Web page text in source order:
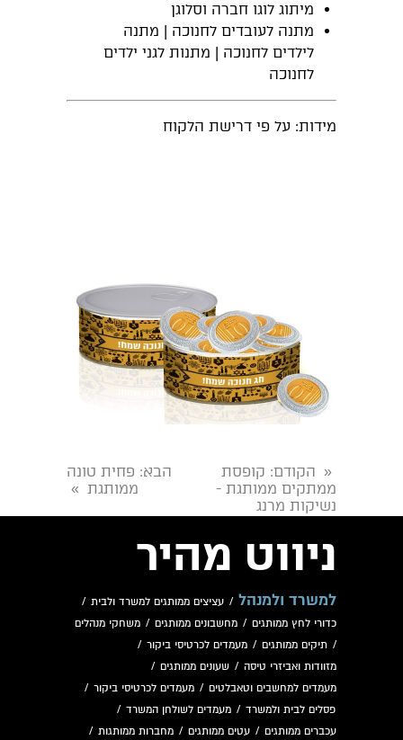
מיתוג לוגו חברה וסלוגן
מתנה לעובדים לחנוכה | מתנה
לילדים לחנוכה | מתנות לגני ילדים
לחנוכה
מידות: על פי דרישת הלקוח
« הקודם: קופסת
ממתקים ממותגת -
נשיקות מרנג
הבא: פחית טונה
ממותגת »
ניווט מהיר
למשרד ולמנהל / עציצים ממותגים למשרד ולבית /
כדורי לחץ ממותגים / מחשבונים ממותגים / משחקי מנהלים
/ תיקים ממותגים / מעמדים לכרטיסי ביקור /
מזוודות ואביזרי טיסה / שעונים ממותגים /
מעמדים למחשבים וטאבלטים / מעמדים לכרטיסי ביקור /
פסלים לבית ולמשרד / מעמדים לשולחן המשרד /
עכברים ממותגים / עטים ממותגים / מחברות ממותגות /